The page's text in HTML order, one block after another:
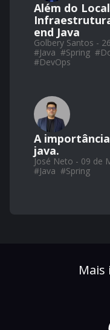
Além do
end Java
Golbery Santos -
#Java #Spring #
#DevOps
A
java.
José Neto - 09 de
#Java #Spring
Mais